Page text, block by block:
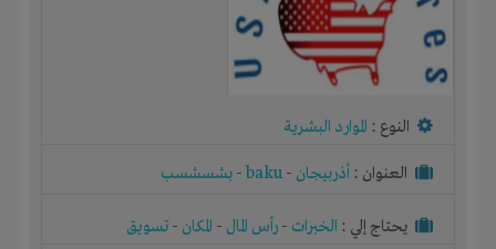
النوع : الموارد البشرية
العنوان : أذربيجان -
baku
- بشسشسب
يحتاج إلي : الخبرات - رأس المال - المكان - تسويق